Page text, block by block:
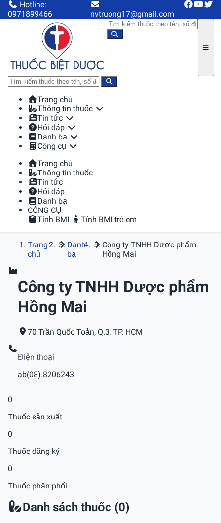
Hotline:
0971899466
nvtruong17@gmail.com
Trang chủ
Thông tin thuốc
Tin tức
Hỏi đáp
Danh bạ
Công cụ
Trang chủ
Thông tin thuốc
Tin tức
Hỏi đáp
Danh bạ
CÔNG CỤ
Tính BMI
Tính BMI trẻ em
Trang
chủ
Danh
bạ
Công ty TNHH Dược phẩm
Hồng Mai
Công ty TNHH Dược phẩm
Hồng Mai
70 Trần Quốc Toản, Q.3, TP. HCM
Điện thoại
ab(08).8206243
0
Thuốc sản xuất
0
Thuốc đăng ký
0
Thuốc phân phối
Danh sách thuốc (0)